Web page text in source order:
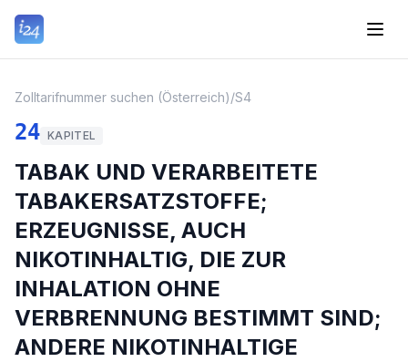
Zolltarifnummer suchen (Österreich)/S4
24 KAPITEL
TABAK UND VERARBEITETE
TABAKERSATZSTOFFE;
ERZEUGNISSE, AUCH
NIKOTINHALTIG, DIE ZUR
INHALATION OHNE
VERBRENNUNG BESTIMMT SIND;
ANDERE NIKOTINHALTIGE